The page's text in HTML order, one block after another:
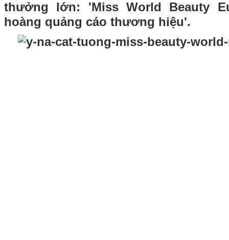
thưởng lớn: 'Miss World Beauty
hoàng quảng cáo thương hiệu'.